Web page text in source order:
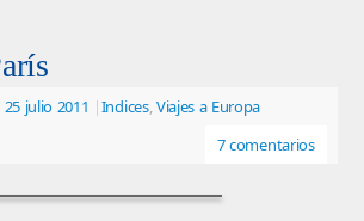
25 julio 2011 |Indices,Viajes a Europa
7 comentarios